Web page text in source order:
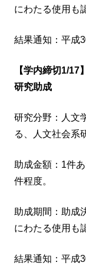
にわたる使用も
結果通知：平成
【学内締切1/
研究助成
研究分野：人文
る、人文社会系
助成金額：1件
件程度。
助成期間：助成
にわたる使用も
結果通知：平成